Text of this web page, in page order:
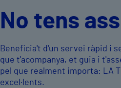
No tens
Beneficia't d'un servei ràpid i
que t'acompanya, et guia i
pel que realment importa: LA
excel·lents.